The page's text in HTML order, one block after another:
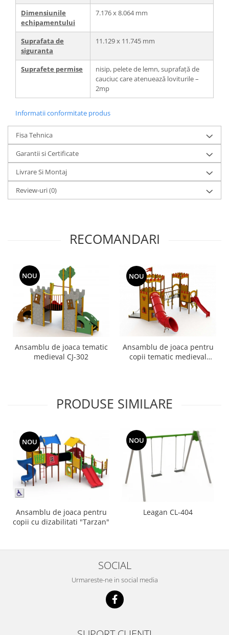
Dimensiunile
echipamentului
7.176 x 8.064 mm
Suprafata de
siguranta
11.129 x 11.745 mm
Suprafete permise
nisip, pelete de lemn, suprafață de
cauciuc care atenuează loviturile –
2mp
Informatii conformitate produs
Fisa Tehnica
Garantii si Certificate
Livrare Si Montaj
Review-uri(0)
RECOMANDARI
NOU
Ansamblu de joaca tematic
medieval CJ-302
NOU
Ansamblu de joaca pentru
copii tematic medieval
PRODUSE SIMILARE
NOU
Ansamblu de joaca pentru
copii cu dizabilitati "Tarzan"
NOU
Leagan CL-404
SOCIAL
Urmareste-ne in social media